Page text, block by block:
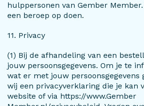
hulppersonen van Gember
een beroep op doen.
11. Privacy
(1) Bij de afhandeling van een
jouw persoonsgegevens. Om je te
wat er met jouw persoonsgegevens
wij een privacyverklaring die je kan
website of via https://www.Gember